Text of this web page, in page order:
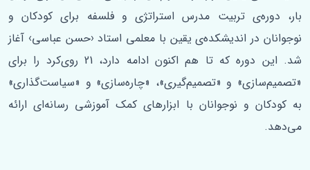
‌بار، دوره‌ی تربیت مدرس استراتژی و فلسفه برای کودکان و
نوجوانان در اندیشکده‌ی یقین با معلمی استاد ‹حسن عباسی› آغاز
شد. این دوره که تا هم اکنون ادامه دارد، 21 روی‌کرد را برای
«تصمیم‌سازی» و «تصمیم‌گیری»، «چاره‌سازی» و «سیاست‌گذاری»
به کودکان و نوجوانان با ابزارهای کمک آموزشی رسانه‌ای ارائه
می‌دهد.